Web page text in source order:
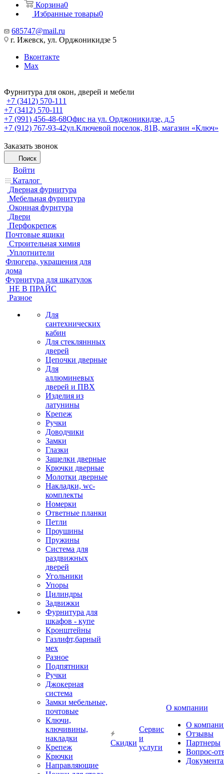
Корзина0
Избранные товары0
685747@mail.ru
г. Ижевск, ул. Орджоникидзе 5
Вконтакте
Max
Фурнитура для окон, дверей и мебели
+7 (3412) 570-111
+7 (3412) 570-111
+7 (991) 456-48-68Офис на ул. Орджоникидзе, д.5
+7 (912) 767-93-42ул.Ключевой поселок, 81В, магазин «Ключ»
Заказать звонок
Поиск
Войти
Каталог
Дверная фурнитура
Мебельная фурнитура
Оконная фурнтура
Двери
Перфокрепеж
Почтовые ящики
Строительная химия
Уплотнители
Флюгера, украшения для
дома
Фурнитура для шкатулок
НЕ В ПРАЙС
Разное
Для
сантехнических
кабин
Для стекляннных
дверей
Цепочки дверные
Для
аллюминевых
дверей и ПВХ
Изделия из
латунины
Крепеж
Ручки
Доводчики
Замки
Глазки
Защелки дверные
Крючки дверные
Молотки дверные
Накладки, wc-
комплекты
Номерки
Ответные планки
Петли
Проушины
Пружины
Система для
раздвижных
дверей
Угольники
Упоры
Цилиндры
Задвижки
Фурнитура для
шкафов - купе
Кронштейны
Газлифт,барный
мех
Разное
Подпятники
Ручки
Джокерная
система
Замки мебельные,
почтовые
Ключи,
ключивины,
накладки
Крепеж
Крючки
Направляющие
Скидки
Сервис
и
услуги
О компании
О
Отзывы
Партнеры
Вопрос-